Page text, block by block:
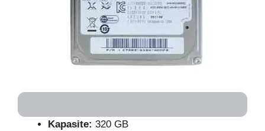
Kapasite: 320 GB